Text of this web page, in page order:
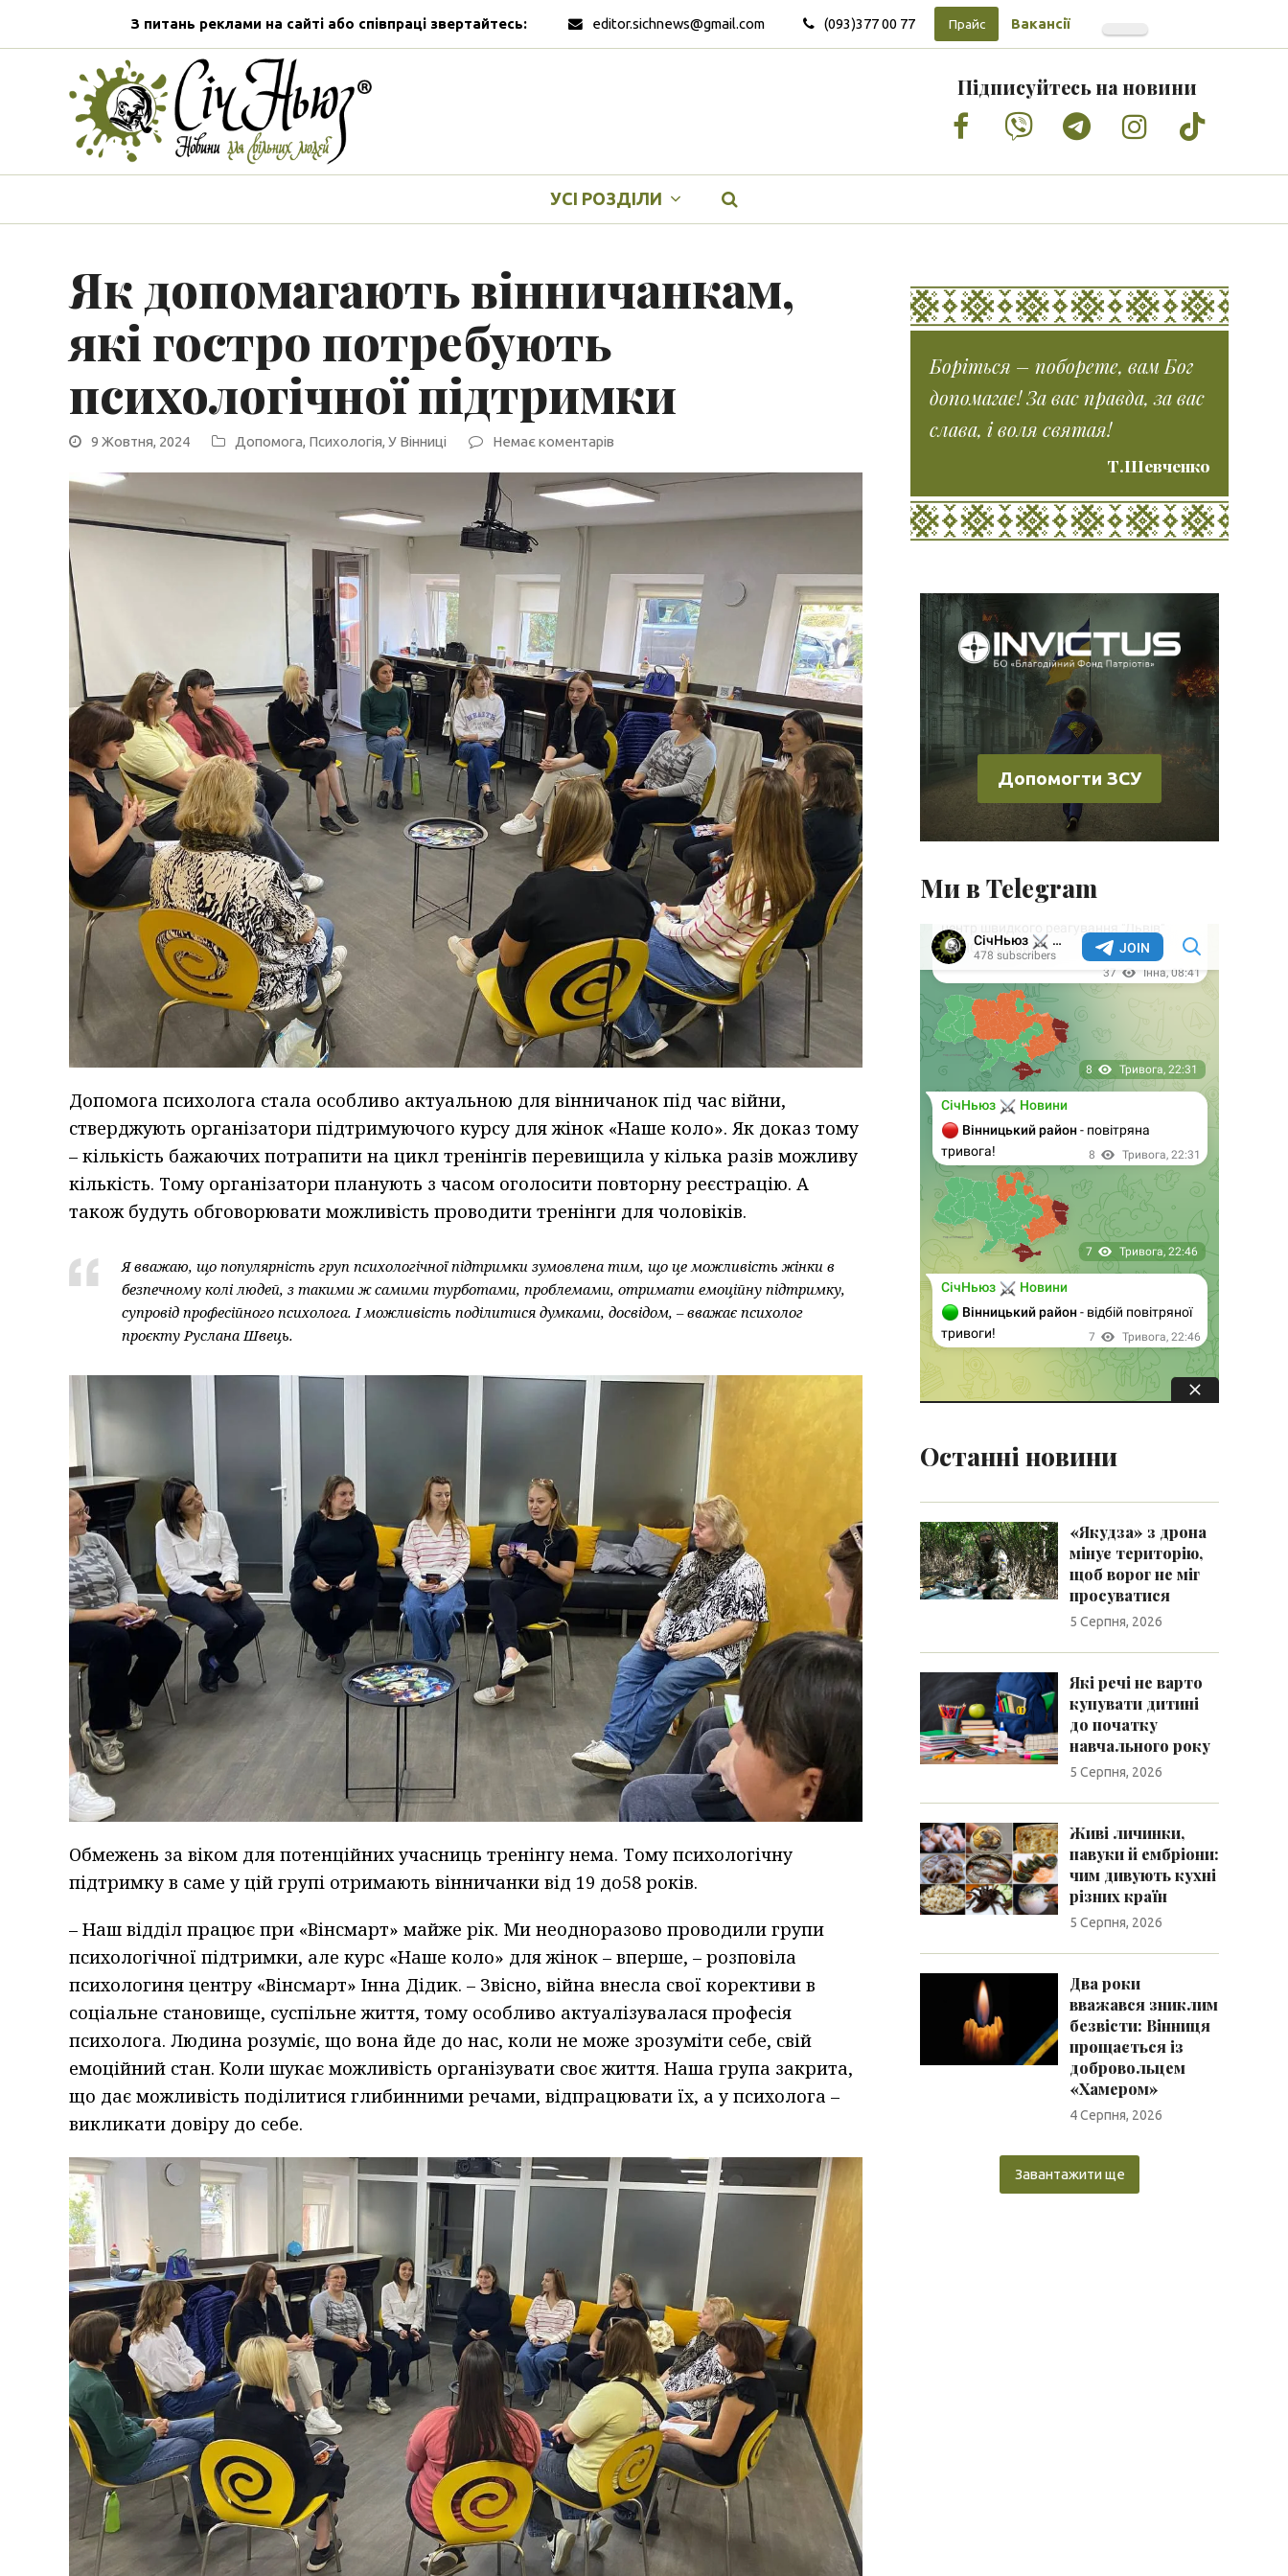
З питань реклами на сайті або співпраці звертайтесь: editor.sichnews@gmail.com (093)377 00 77 Прайс Вакансії
Підписуйтесь на новини
Facebook
VimeoTumblrInstagram
Tiktok
УСІ РОЗДІЛИ
Як допомагають вінничанкам,
які гостро потребують
психологічної підтримки
9 Жовтня, 2024 Допомога, Психологія, У Вінниці Немає коментарів
Допомога психолога стала особливо актуальною для вінничанок під час війни,
стверджують організатори підтримуючого курсу для жінок «Наше коло». Як доказ тому
– кількість бажаючих потрапити на цикл тренінгів перевищила у кілька разів можливу
кількість. Тому організатори планують з часом оголосити повторну реєстрацію. А
також будуть обговорювати можливість проводити тренінги для чоловіків.
Я вважаю, що популярність груп психологічної підтримки зумовлена тим, що це можливість жінки в
безпечному колі людей, з такими ж самими турботами, проблемами, отримати емоційну підтримку,
супровід професійного психолога. І можливість поділитися думками, досвідом, – вважає психолог
проєкту Руслана Швець.
Обмежень за віком для потенційних учасниць тренінгу нема. Тому психологічну
підтримку в саме у цій групі отримають вінничанки від 19 до58 років.
– Наш відділ працює при «Вінсмарт» майже рік. Ми неодноразово проводили групи
психологічної підтримки, але курс «Наше коло» для жінок – вперше, – розповіла
психологиня центру «Вінсмарт» Інна Дідик. – Звісно, війна внесла свої корективи в
соціальне становище, суспільне життя, тому особливо актуалізувалася професія
психолога. Людина розуміє, що вона йде до нас, коли не може зрозуміти себе, свій
емоційний стан. Коли шукає можливість організувати своє життя. Наша група закрита,
що дає можливість поділитися глибинними речами, відпрацювати їх, а у психолога –
викликати довіру до себе.
Боріться – поборете, вам Бог
допомагає! За вас правда, за вас
слава, і воля святая!
Т.Шевченко
Допомогти ЗСУ
Ми в Telegram
Останні новини
«Якудза» з дрона
мінує територію,
щоб ворог не міг
просуватися
5 Серпня, 2026
Які речі не варто
купувати дитині
до початку
навчального року
5 Серпня, 2026
Живі личинки,
павуки й ембріони:
чим дивують кухні
різних країн
5 Серпня, 2026
Два роки
вважався зниклим
безвісти: Вінниця
прощається із
добровольцем
«Хамером»
4 Серпня, 2026
Завантажити ще